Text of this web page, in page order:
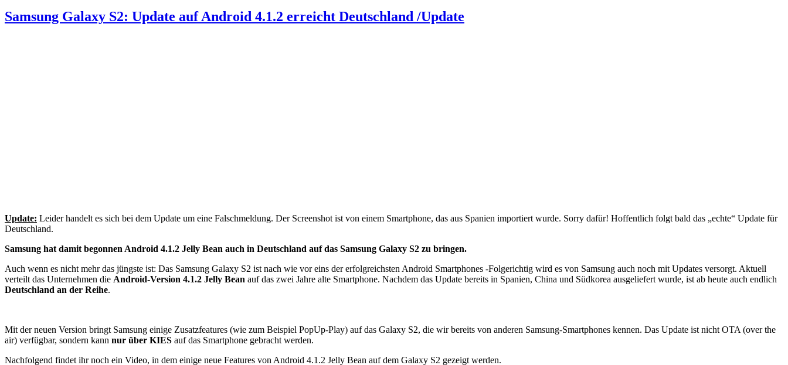
Samsung Galaxy S2: Update auf Android 4.1.2 erreicht Deutschland /Update
Update: Leider handelt es sich bei dem Update um eine Falschmeldung. Der Screenshot ist von einem Smartphone, das aus Spanien importiert wurde. Sorry dafür! Hoffentlich folgt bald das „echte“ Update für
Deutschland.
Samsung hat damit begonnen Android 4.1.2 Jelly Bean auch in Deutschland auf das Samsung Galaxy S2 zu bringen.
Auch wenn es nicht mehr das jüngste ist: Das Samsung Galaxy S2 ist nach wie vor eins der erfolgreichsten Android Smartphones -Folgerichtig wird es von Samsung auch noch mit Updates versorgt. Aktuell
verteilt das Unternehmen die Android-Version 4.1.2 Jelly Bean auf das zwei Jahre alte Smartphone. Nachdem das Update bereits in Spanien, China und Südkorea ausgeliefert wurde, ist ab heute auch endlich
Deutschland an der Reihe.
Mit der neuen Version bringt Samsung einige Zusatzfeatures (wie zum Beispiel PopUp-Play) auf das Galaxy S2, die wir bereits von anderen Samsung-Smartphones kennen. Das Update ist nicht OTA (over the
air) verfügbar, sondern kann nur über KIES auf das Smartphone gebracht werden.
Nachfolgend findet ihr noch ein Video, in dem einige neue Features von Android 4.1.2 Jelly Bean auf dem Galaxy S2 gezeigt werden.